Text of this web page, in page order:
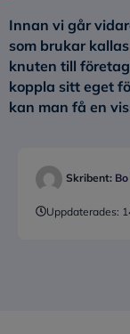
Innan vi går
som brukar
knuten till
koppla sitt eget
kan man få en
Skribent:
Uppdaterades: